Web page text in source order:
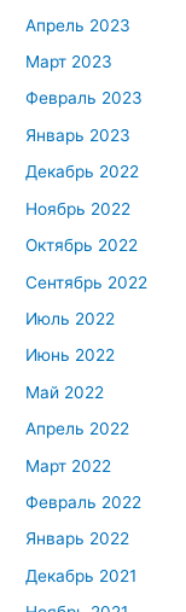
Апрель 2023
Март 2023
Февраль 2023
Январь 2023
Декабрь 2022
Ноябрь 2022
Октябрь 2022
Сентябрь 2022
Июль 2022
Июнь 2022
Май 2022
Апрель 2022
Март 2022
Февраль 2022
Январь 2022
Декабрь 2021